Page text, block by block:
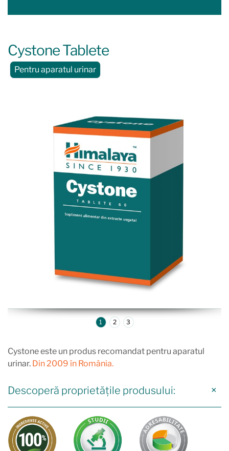
Cystone Tablete
Pentru aparatul urinar
1 2 3
Cystone este un produs recomandat pentru aparatul
urinar. Din 2009 în România.
Descoperă proprietățile produsului: